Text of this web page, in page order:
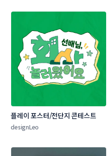
플레이 포스터/전단지 콘테스트
designLeo